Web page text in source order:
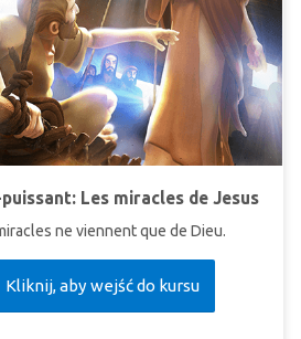
Les miracles de Jesus
ne viennent que de Dieu.
Kliknij, aby wejść do kursu